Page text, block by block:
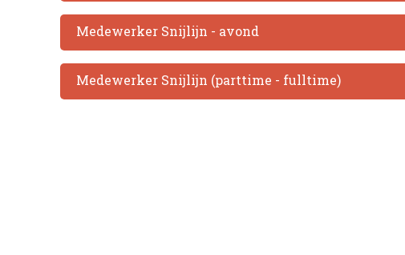
Medewerker Snijlijn - avond
Medewerker Snijlijn (parttime - fulltime)